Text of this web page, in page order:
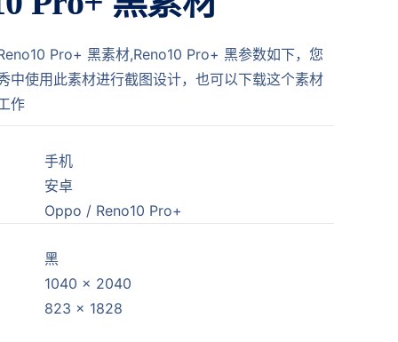
Pro+ 黑素材,Reno10 Pro+ 黑参数如下，您
中使用此素材进行截图设计，也可以下载这个素材
作
手机
安卓
Oppo / Reno10 Pro+
黑
1040 x 2040
823 x 1828